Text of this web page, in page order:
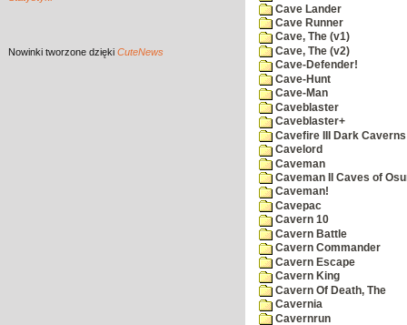
Nowinki tworzone dzięki CuteNews
Cave Lander
Cave Runner
Cave, The (v1)
Cave, The (v2)
Cave-Defender!
Cave-Hunt
Cave-Man
Caveblaster
Caveblaster+
Cavefire III Dark Caverns
Cavelord
Caveman
Caveman II Caves of
Caveman!
Cavepac
Cavern 10
Cavern Battle
Cavern Commander
Cavern Escape
Cavern King
Cavern Of Death, The
Cavernia
Cavernrun